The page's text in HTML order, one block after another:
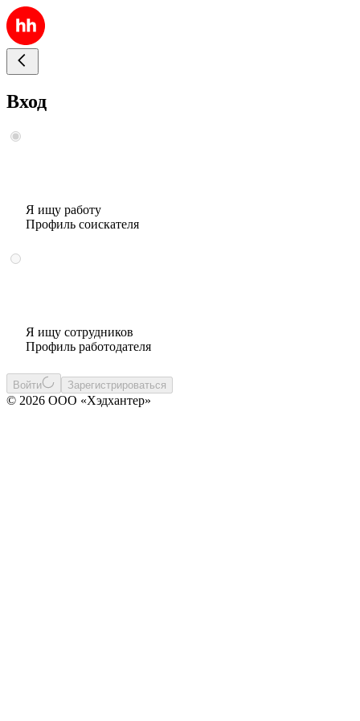
Вход
Я ищу работу
Профиль соискателя
Я ищу сотрудников
Профиль работодателя
Войти Зарегистрироваться
© 2026 ООО «Хэдхантер»